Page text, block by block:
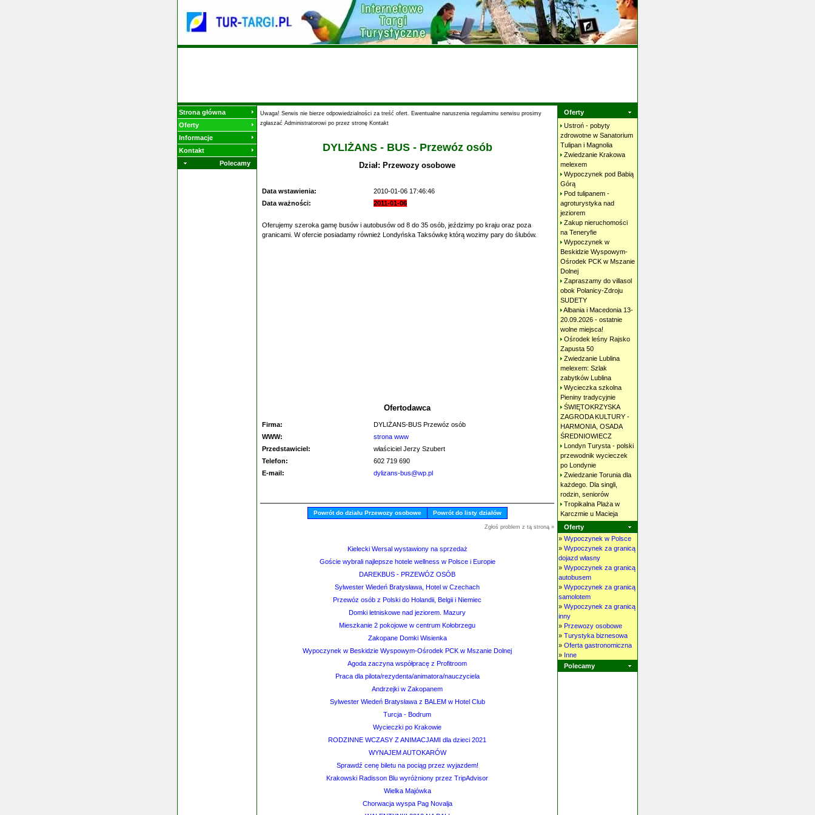
Strona główna
Oferty
Informacje
Kontakt
Polecamy
Uwaga! Serwis nie bierze odpowiedzialności za treść ofert. Ewentualne naruszenia regulaminu serwisu prosimy
zgłaszać Administratorowi po przez stronę Kontakt
DYLIŻANS - BUS - Przewóz osób
Dział: Przewozy osobowe
Data wstawienia:
2010-01-06 17:46:46
Data ważności:
2011-01-06
Oferujemy szeroka gamę busów i autobusów od 8 do 35 osób, jeździmy po kraju oraz poza
granicami. W ofercie posiadamy również Londyńska Taksówkę którą wozimy pary do ślubów.
Ofertodawca
Firma:
DYLIŻANS-BUS Przewóz osób
WWW:
strona www
Przedstawiciel:
właściciel Jerzy Szubert
Telefon:
602 719 690
E-mail:
dylizans-bus@wp.pl
Powrót do działu Przewozy osobowe Powrót do listy działów
Zgłoś problem z tą stroną »
Kielecki Wersal wystawiony na sprzedaż
Goście wybrali najlepsze hotele wellness w Polsce i Europie
DAREKBUS - PRZEWÓZ OSÓB
Sylwester Wiedeń Bratysława, Hotel w Czechach
Przewóz osób z Polski do Holandii, Belgii i Niemiec
Domki letniskowe nad jeziorem. Mazury
Mieszkanie 2 pokojowe w centrum Kołobrzegu
Zakopane Domki Wisienka
Wypoczynek w Beskidzie Wyspowym-Ośrodek PCK w Mszanie Dolnej
Agoda zaczyna współpracę z Profitroom
Praca dla pilota/rezydenta/animatora/nauczyciela
Andrzejki w Zakopanem
Sylwester Wiedeń Bratysława z BALEM w Hotel Club
Turcja - Bodrum
Wycieczki po Krakowie
RODZINNE WCZASY Z ANIMACJAMI dla dzieci 2021
WYNAJEM AUTOKARÓW
Sprawdź cenę biletu na pociąg przez wyjazdem!
Krakowski Radisson Blu wyróżniony przez TripAdvisor
Wielka Majówka
Chorwacja wyspa Pag Novalja
Oferty
Ustroń - pobyty
zdrowotne w Sanatorium
Tulipan i Magnolia
Zwiedzanie Krakowa
melexem
Wypoczynek pod Babią
Górą
Pod tulipanem -
agroturystyka nad
jeziorem
Zakup nieruchomości
na Teneryfie
Wypoczynek w
Beskidzie Wyspowym-
Ośrodek PCK w Mszanie
Dolnej
Zapraszamy do villasol
obok Polanicy-Zdroju
SUDETY
Albania i Macedonia 13-
20.09.2026 - ostatnie
wolne miejsca!
Ośrodek leśny Rajsko
Zapusta 50
Zwiedzanie Lublina
melexem: Szlak
zabytków Lublina
Wycieczka szkolna
Pieniny tradycyjnie
ŚWIĘTOKRZYSKA
ZAGRODA KULTURY -
HARMONIA, OSADA
ŚREDNIOWIECZ
Londyn Turysta - polski
przewodnik wycieczek
po Londynie
Zwiedzanie Torunia dla
każdego. Dla singli,
rodzin, seniorów
Tropikalna Plaża w
Karczmie u Macieja
Oferty
» Wypoczynek w Polsce
» Wypoczynek za granicą
dojazd własny
» Wypoczynek za granicą
autobusem
» Wypoczynek za granicą
samolotem
» Wypoczynek za granicą
inny
» Przewozy osobowe
» Turystyka biznesowa
» Oferta gastronomiczna
» Inne
Polecamy